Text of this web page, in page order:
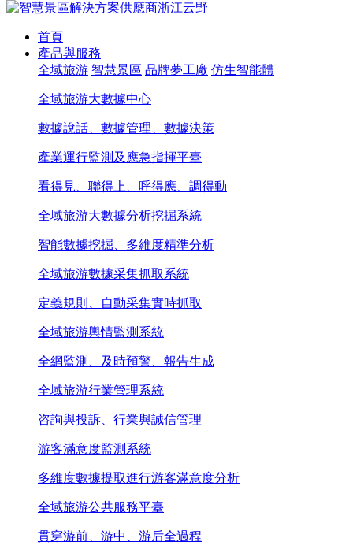
首頁
產品與服務
全域旅游 智慧景區 品牌夢工廠 仿生智能體
全域旅游大數據中心
數據說話、數據管理、數據決策
產業運行監測及應急指揮平臺
看得見、聯得上、呼得應、調得動
全域旅游大數據分析挖掘系統
智能數據挖掘、多維度精準分析
全域旅游數據采集抓取系統
定義規則、自動采集實時抓取
全域旅游輿情監測系統
全網監測、及時預警、報告生成
全域旅游行業管理系統
咨詢與投訴、行業與誠信管理
游客滿意度監測系統
多維度數據提取進行游客滿意度分析
全域旅游公共服務平臺
貫穿游前、游中、游后全過程